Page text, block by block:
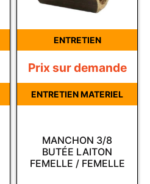
ENTRETIEN
MANCHON 3/8
BUTÉE LAITON
FEMELLE / FEMELLE
Prix sur demande
ENTRETIEN MATERIEL